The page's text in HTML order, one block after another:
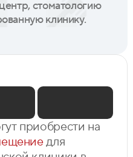
стоматологию
клинику.
приобрести на
для